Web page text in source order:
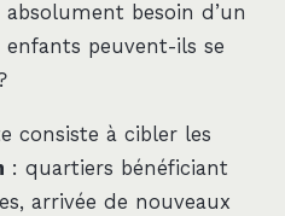
besoin d’un
enfants peuvent-ils se
consiste à cibler les
: quartiers bénéficiant
arrivée de nouveaux